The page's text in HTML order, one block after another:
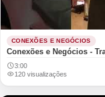
CONEXÕES E NEGÓCIOS
Conexões e Negócios -
3:00
120 visualizações